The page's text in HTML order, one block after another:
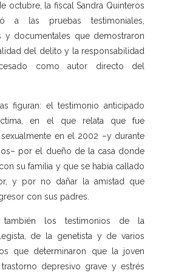
octubre, la fiscal Sandra Quinteros
a las pruebas testimoniales,
y documentales que demostraron
del delito y la responsabilidad
como autor directo del
figuran: el testimonio anticipado
en el que relata que fue
en el 2002 –y durante
por el dueño de la casa donde
su familia y que se había callado
y por no dañar la amistad que
con sus padres.
también los testimonios de la
de la genetista y de varios
que determinaron que la joven
depresivo grave y estrés